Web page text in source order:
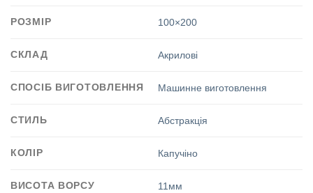
РОЗМІР 100×200
СКЛАД Акрилові
СПОСІБ ВИГОТОВЛЕННЯ Машинне виготовлення
СТИЛЬ Абстракція
КОЛІР Капучіно
ВИСОТА ВОРСУ 11мм